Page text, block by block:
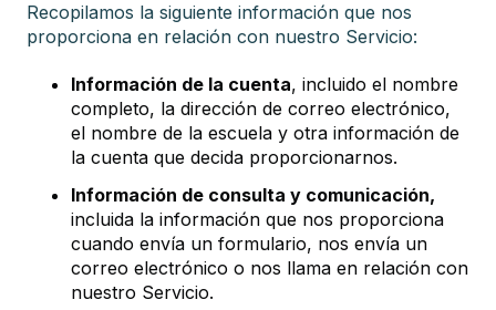
Recopilamos la siguiente información que nos
proporciona en relación con nuestro Servicio:
Información de la cuenta, incluido el nombre
completo, la dirección de correo electrónico,
el nombre de la escuela y otra información de
la cuenta que decida proporcionarnos.
Información de consulta y comunicación,
incluida la información que nos proporciona
cuando envía un formulario, nos envía un
correo electrónico o nos llama en relación con
nuestro Servicio.